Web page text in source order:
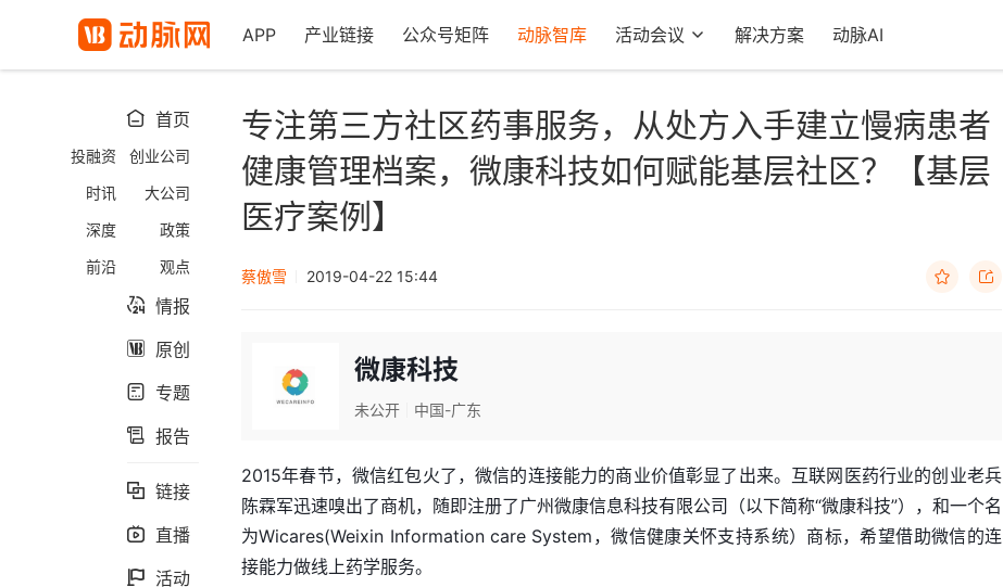
APP 产业链接 公众号矩阵 动脉智库 活动会议 解决方案 动脉AI
 首页
投融资
创业公司
时讯
大公司
深度
政策
前沿
观点
 情报
 原创
 专题
 报告
 链接
 直播
 活动
专注第三方社区药事服务，从处方入手建立慢病患者
健康管理档案，微康科技如何赋能基层社区？【基层
医疗案例】
蔡傲雪 2019-04-22 15:44  
微康科技
未公开 中国-广东
2015年春节，微信红包火了，微信的连接能力的商业价值彰显了出来。互联网医药行业的创业老兵
陈霖军迅速嗅出了商机，随即注册了广州微康信息科技有限公司（以下简称“微康科技”），和一个名
为Wicares(Weixin Information care System，微信健康关怀支持系统）商标，希望借助微信的连
接能力做线上药学服务。